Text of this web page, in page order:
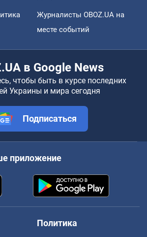
Журналисты OBOZ.UA на
месте событий
в Google News
чтобы быть в курсе последних
Украины и мира сегодня
Подписаться
приложение
Политика